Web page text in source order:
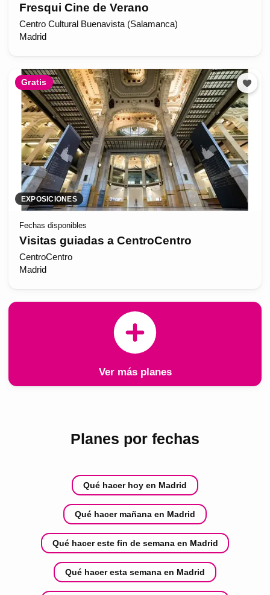
Fresqui Cine de Verano
Centro Cultural Buenavista (Salamanca)
Madrid
Gratis
EXPOSICIONES
Fechas disponibles
Visitas guiadas a CentroCentro
CentroCentro
Madrid
Ver más planes
Planes por fechas
Qué hacer hoy en Madrid
Qué hacer mañana en Madrid
Qué hacer este fin de semana en Madrid
Qué hacer esta semana en Madrid